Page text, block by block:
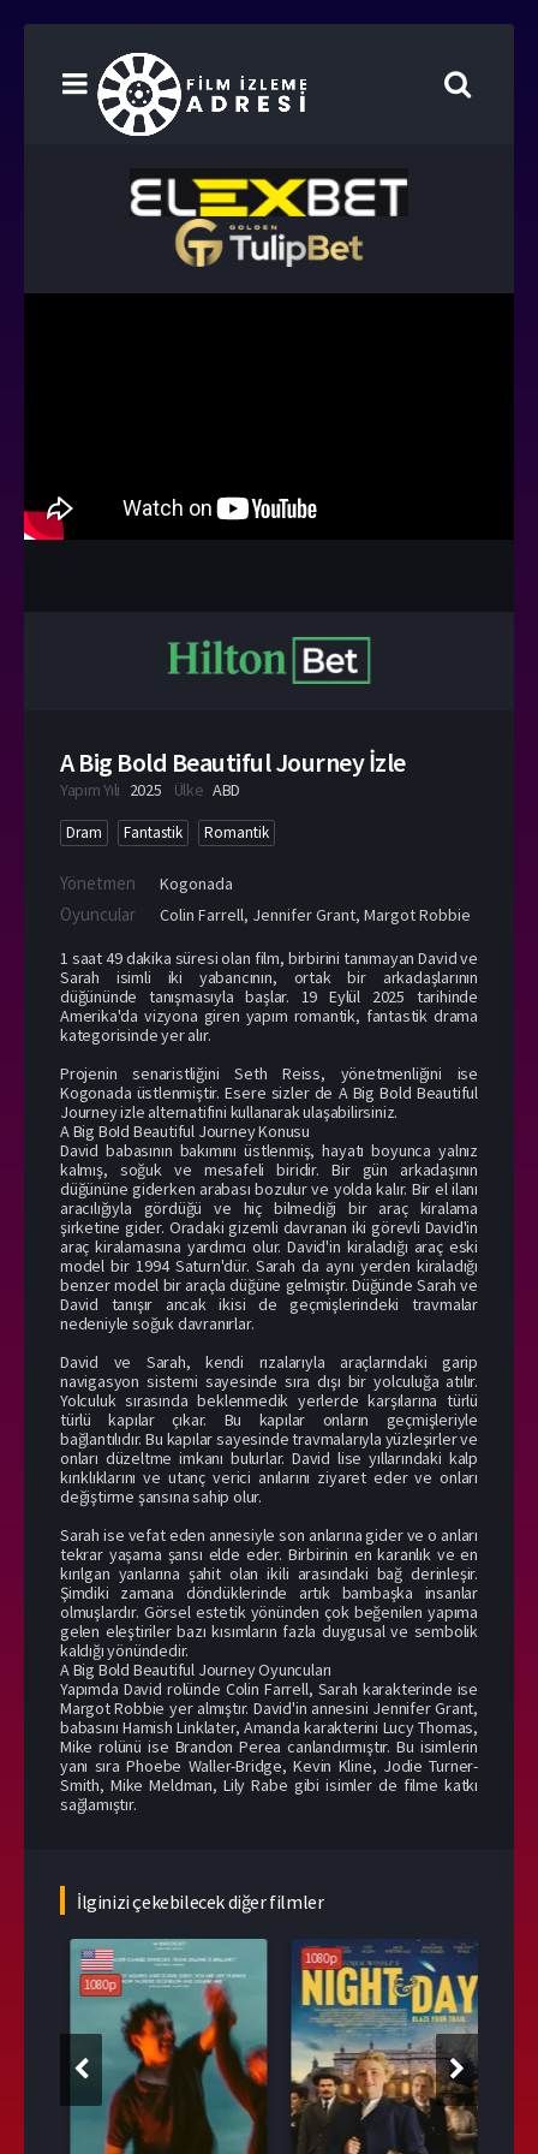
A Big Bold Beautiful Journey İzle
Yapım Yılı 2025 Ülke ABD
Dram Fantastik Romantik
Yönetmen Kogonada
Oyuncular Colin Farrell, Jennifer Grant, Margot Robbie
1 saat 49 dakika süresi olan film, birbirini tanımayan David ve
Sarah isimli iki yabancının, ortak bir arkadaşlarının
düğününde tanışmasıyla başlar. 19 Eylül 2025 tarihinde
Amerika'da vizyona giren yapım romantik, fantastik drama
kategorisinde yer alır.
Projenin senaristliğini Seth Reiss, yönetmenliğini ise
Kogonada üstlenmiştir. Esere sizler de A Big Bold Beautiful
Journey izle alternatifini kullanarak ulaşabilirsiniz.
A Big BoId Beautiful Journey Konusu
David babasının bakımını üstlenmiş, hayatı boyunca yalnız
kalmış, soğuk ve mesafeli biridir. Bir gün arkadaşının
düğününe giderken arabası bozulur ve yolda kalır. Bir el ilanı
aracılığıyla gördüğü ve hiç bilmediği bir araç kiralama
şirketine gider. Oradaki gizemli davranan iki görevli David'in
araç kiralamasına yardımcı olur. David'in kiraladığı araç eski
model bir 1994 Saturn'dür. Sarah da aynı yerden kiraladığı
benzer model bir araçla düğüne gelmiştir. Düğünde Sarah ve
David tanışır ancak ikisi de geçmişlerindeki travmalar
nedeniyle soğuk davranırlar.
David ve Sarah, kendi rızalarıyla araçlarındaki garip
navigasyon sistemi sayesinde sıra dışı bir yolculuğa atılır.
Yolculuk sırasında beklenmedik yerlerde karşılarına türlü
türlü kapılar çıkar. Bu kapılar onların geçmişleriyle
bağlantılıdır. Bu kapılar sayesinde travmalarıyla yüzleşirler ve
onları düzeltme imkanı bulurlar. David lise yıllarındaki kalp
kırıklıklarını ve utanç verici anılarını ziyaret eder ve onları
değiştirme şansına sahip olur.
Sarah ise vefat eden annesiyle son anlarına gider ve o anları
tekrar yaşama şansı elde eder. Birbirinin en karanlık ve en
kırılgan yanlarına şahit olan ikili arasındaki bağ derinleşir.
Şimdiki zamana döndüklerinde artık bambaşka insanlar
olmuşlardır. Görsel estetik yönünden çok beğenilen yapıma
gelen eleştiriler bazı kısımların fazla duygusal ve sembolik
kaldığı yönündedir.
A Big Bold Beautiful Journey Oyuncuları
Yapımda David rolünde Colin Farrell, Sarah karakterinde ise
Margot Robbie yer almıştır. David'in annesini Jennifer Grant,
babasını Hamish Linklater, Amanda karakterini Lucy Thomas,
Mike rolünü ise Brandon Perea canlandırmıştır. Bu isimlerin
yanı sıra Phoebe Waller-Bridge, Kevin Kline, Jodie Turner-
Smith, Mike Meldman, Lily Rabe gibi isimler de filme katkı
sağlamıştır.
İlginizi çekebilecek diğer filmler
1080p
1080p